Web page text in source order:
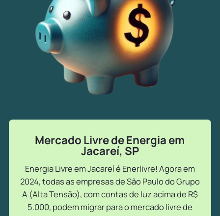
Mercado Livre de Energia em
Jacareí, SP
Energia Livre em Jacareí é Enerlivre! Agora em
2024, todas as empresas de São Paulo do Grupo
A (Alta Tensão), com contas de luz acima de R$
5.000, podem migrar para o mercado livre de